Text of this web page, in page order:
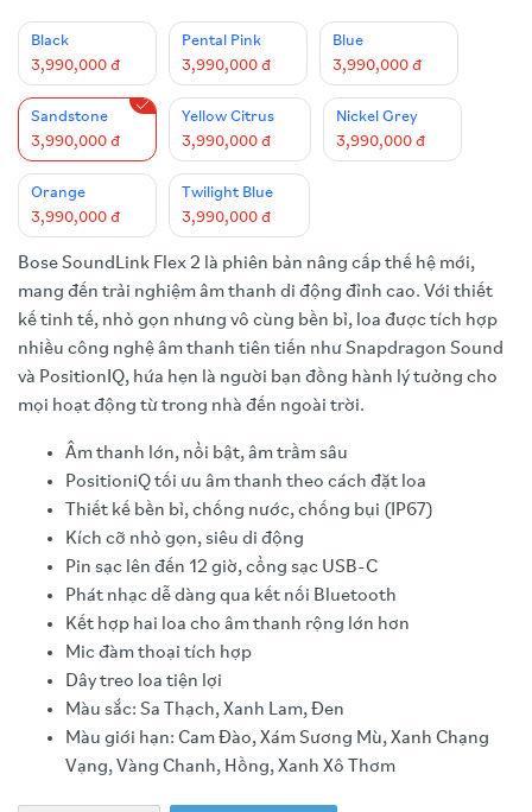
Black
3,990,000 đ
Pental Pink
3,990,000 đ
Blue
3,990,000 đ
Sandstone
3,990,000 đ
Yellow Citrus
3,990,000 đ
Nickel Grey
3,990,000 đ
Orange
3,990,000 đ
Twilight Blue
3,990,000 đ
Bose SoundLink Flex 2 là phiên bản nâng cấp thế hệ mới,
mang đến trải nghiệm âm thanh di động đỉnh cao. Với thiết
kế tinh tế, nhỏ gọn nhưng vô cùng bền bỉ, loa được tích hợp
nhiều công nghệ âm thanh tiên tiến như Snapdragon Sound
và PositionIQ, hứa hẹn là người bạn đồng hành lý tưởng cho
mọi hoạt động từ trong nhà đến ngoài trời.
Âm thanh lớn, nổi bật, âm trầm sâu
PositioniQ tối ưu âm thanh theo cách đặt loa
Thiết kế bền bỉ, chống nước, chống bụi (IP67)
Kích cỡ nhỏ gọn, siêu di động
Pin sạc lên đến 12 giờ, cổng sạc USB-C
Phát nhạc dễ dàng qua kết nối Bluetooth
Kết hợp hai loa cho âm thanh rộng lớn hơn
Mic đàm thoại tích hợp
Dây treo loa tiện lợi
Màu sắc: Sa Thạch, Xanh Lam, Đen
Màu giới hạn: Cam Đào, Xám Sương Mù, Xanh Chạng
Vạng, Vàng Chanh, Hồng, Xanh Xô Thơm